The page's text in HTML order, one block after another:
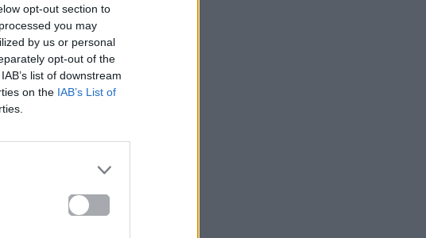
opt-out section to
you may
by us or personal
opt-out of the
list of downstream
on the IAB’s List of